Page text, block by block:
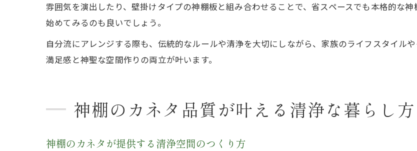
雰囲気を演出したり、壁掛けタイプの神棚板と組み合わせることで、省スペースでも本格的な
始めてみるのも良いでしょう。
自分流にアレンジする際も、伝統的なルールや清浄を大切にしながら、家族のライフスタイル
満足感と神聖な空間作りの両立が叶います。
神棚のカネタ品質が叶える清浄な暮らし方
神棚のカネタが提供する清浄空間のつくり方